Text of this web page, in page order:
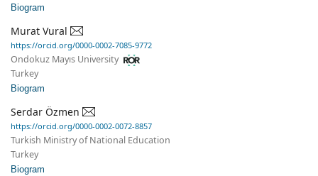
Biogram
Murat Vural
https://orcid.org/0000-0002-7085-9772
Ondokuz Mayıs University
Turkey
Biogram
Serdar Özmen
https://orcid.org/0000-0002-0072-8857
Turkish Ministry of National Education
Turkey
Biogram